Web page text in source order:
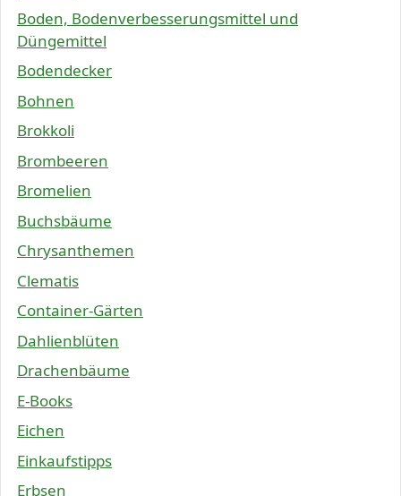
Boden, Bodenverbesserungsmittel und
Düngemittel
Bodendecker
Bohnen
Brokkoli
Brombeeren
Bromelien
Buchsbäume
Chrysanthemen
Clematis
Container-Gärten
Dahlienblüten
Drachenbäume
E-Books
Eichen
Einkaufstipps
Erbsen